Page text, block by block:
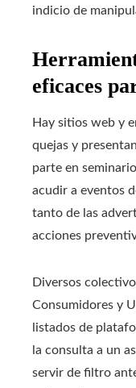
indicio de
eficaces
Hay sitios web y
quejas y
parte en
acudir a eventos
tanto de las
acciones
Diversos
Consumidores y
listados de
la consulta a un
servir de filtro